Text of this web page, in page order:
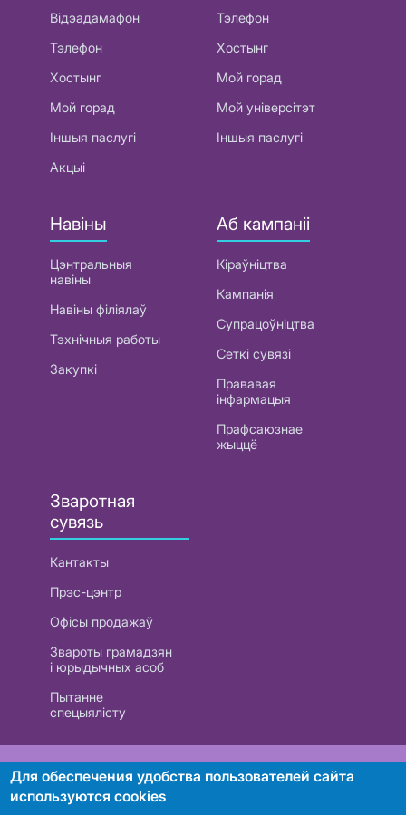
Відэадамафон
Тэлефон
Хостынг
Мой горад
Іншыя паслугі
Акцыі
Тэлефон
Хостынг
Мой горад
Мой універсітэт
Іншыя паслугі
Навіны
Цэнтральныя
навіны
Навіны філіялаў
Тэхнічныя работы
Закупкі
Аб кампаніі
Кіраўніцтва
Кампанія
Супрацоўніцтва
Сеткі сувязі
Прававая
інфармацыя
Прафсаюзнае
жыццё
Зваротная
сувязь
Кантакты
Прэс-цэнтр
Офісы продажаў
Звароты грамадзян
і юрыдычных асоб
Пытанне
спецыялісту
РУП «Белтэлекам». УНП 101007741
Для обеспечения удобства пользователей сайта
используются cookies